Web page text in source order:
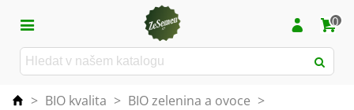
0
> BIO kvalita > BIO zelenina a ovoce >